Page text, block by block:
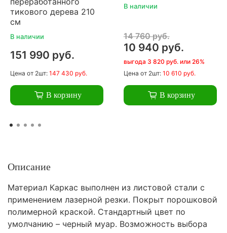
тикового дерева 210
см
В наличии
151 990 руб.
Цена от 2шт: 147 430 руб.
В корзину
В наличии
14 760 руб.
10 940 руб.
выгода 3 820 руб. или 26%
Цена от 2шт: 10 610 руб.
В корзину
Описание
Материал Каркас выполнен из листовой стали с
применением лазерной резки. Покрыт порошковой
полимерной краской. Стандартный цвет по
умолчанию – черный муар. Возможность выбора